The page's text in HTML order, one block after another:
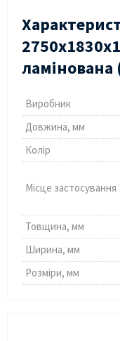
ламінована
Виробник
Довжина, мм
Колір
Місце застосування
Товщина, мм
Ширина, мм
Розміри, мм